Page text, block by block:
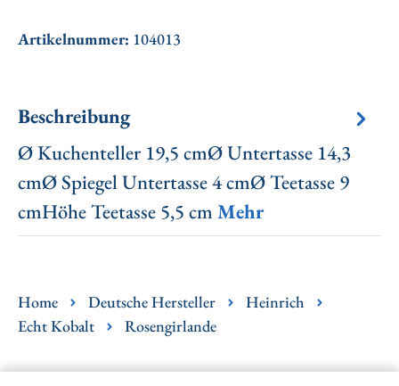
Artikelnummer: 104013
Beschreibung
Ø Kuchenteller 19,5 cmØ Untertasse 14,3
cmØ Spiegel Untertasse 4 cmØ Teetasse 9
cmHöhe Teetasse 5,5 cm Mehr
Home Deutsche Hersteller
Heinrich
Echt Kobalt
Rosengirlande